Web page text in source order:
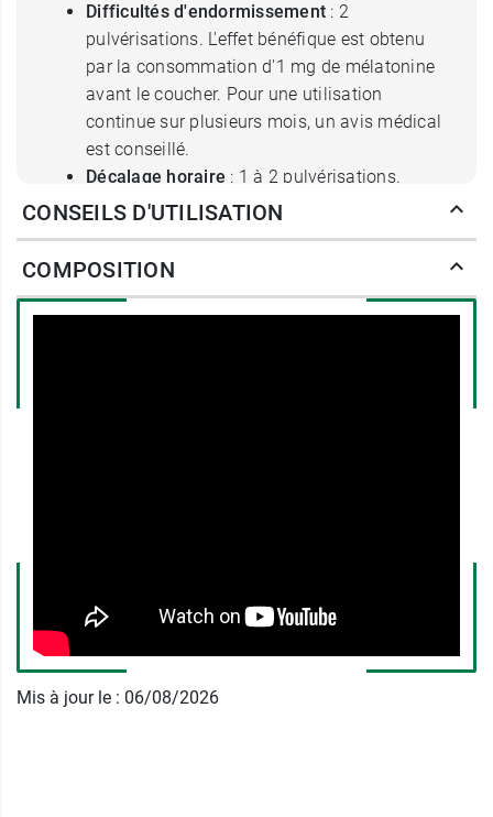
Difficultés d'endormissement : 2
pulvérisations. L'effet bénéfique est obtenu
par la consommation d'1 mg de mélatonine
avant le coucher. Pour une utilisation
continue sur plusieurs mois, un avis médical
est conseillé.
Décalage horaire : 1 à 2 pulvérisations.
L'effet bénéfique est obtenu par la
avant le coucher le premier jour du voyage
à 8 jours).
Pour lutter contre les problèmes de sommeil,
découvrez notre fiche conseil sur
face à l'insomnie
CONSEILS D'UTILISATION
COMPOSITION
Mis à jour le : 06/08/2026